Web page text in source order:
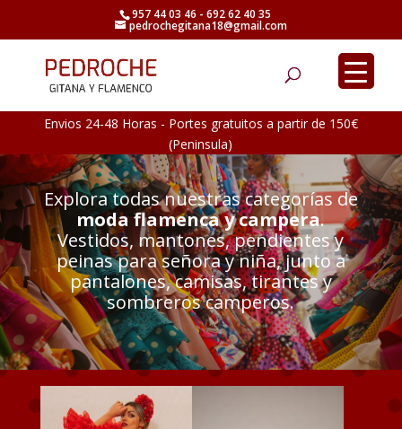
957 44 03 46 - 692 62 40 35
pedrochegitana18@gmail.com
Envios 24-48 Horas - Portes gratuitos a partir de 150€
(Peninsula)
Explora todas nuestras categorías de
moda flamenca y campera.
Vestidos, mantones, pendientes y
peinas para señora y niña, junto a
pantalones, camisas, tirantes y
sombreros camperos.